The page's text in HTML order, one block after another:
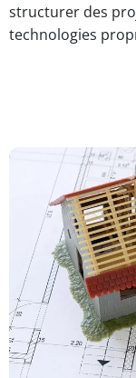
structurer des
technologies